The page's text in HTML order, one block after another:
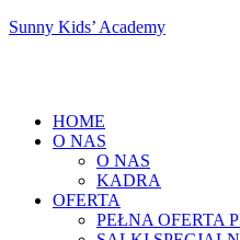
Sunny Kids’ Academy
HOME
O NAS
O NAS
KADRA
OFERTA
PEŁNA OFERTA